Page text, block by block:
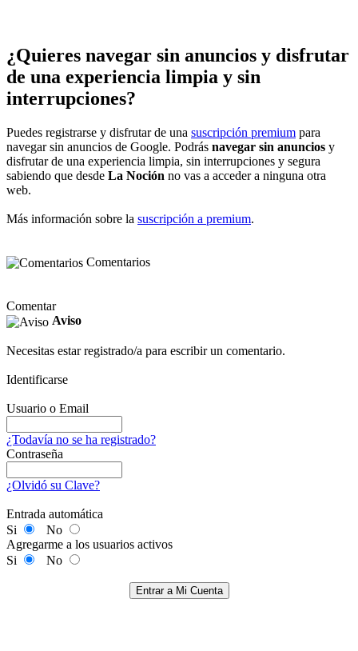
¿Quieres navegar sin anuncios y disfrutar
de una experiencia limpia y sin
interrupciones?
Puedes registrarse y disfrutar de una suscripción premium para
navegar sin anuncios de Google. Podrás navegar sin anuncios y
disfrutar de una experiencia limpia, sin interrupciones y segura
sabiendo que desde La Noción no vas a acceder a ninguna otra
web.
Más información sobre la suscripción a premium.
Comentarios
Comentar
Aviso
Necesitas estar registrado/a para escribir un comentario.
Identificarse
Usuario o Email
¿Todavía no se ha registrado?
Contraseña
¿Olvidó su Clave?
Entrada automática
Si
No
Agregarme a los usuarios activos
Si
No
Entrar a Mi Cuenta